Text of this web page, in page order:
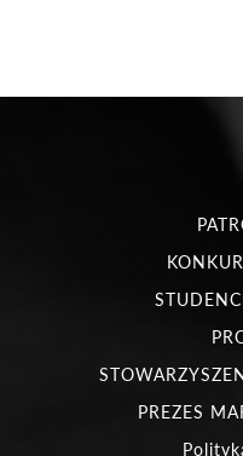
PREZES